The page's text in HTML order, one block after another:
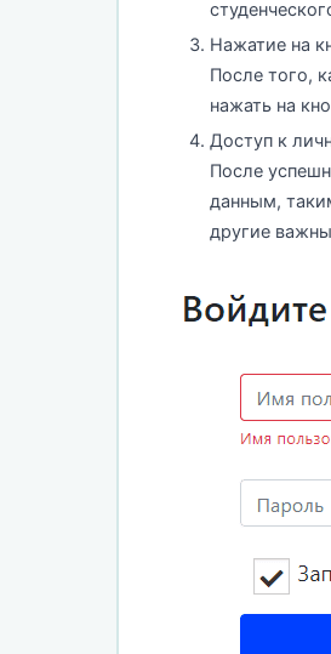
Нажатие на
После того,
нажать на
Доступ к
После
данным,
другие